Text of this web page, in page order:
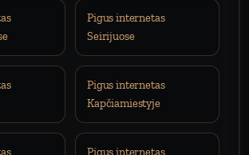
Pigus internetas
Seirijuose
Pigus internetas
Kapčiamiestyje
Pigus internetas